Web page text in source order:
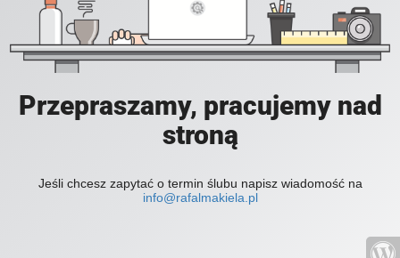
Przepraszamy, pracujemy nad
stroną
Jeśli chcesz zapytać o termin ślubu napisz wiadomość na
info@rafalmakiela.pl